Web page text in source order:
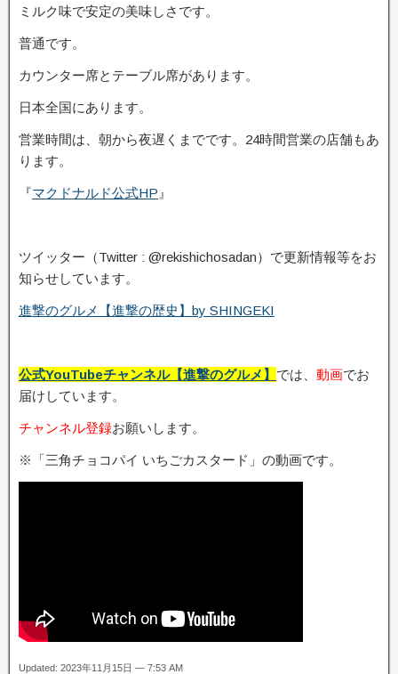
ミルク味で安定の美味しさです。
普通です。
カウンター席とテーブル席があります。
日本全国にあります。
営業時間は、朝から夜遅くまでです。24時間営業の店舗もあ
ります。
『マクドナルド公式HP 』
ツイッター（Twitter : @rekishichosadan）で更新情報等をお
知らせしています。
進撃のグルメ【進撃の歴史】by SHINGEKI
公式YouTubeチャンネル【進撃のグルメ】 では、 動画でお
届けしています。
チャンネル登録お願いします。
※「三角チョコパイ いちごカスタード」の動画です。
Updated: 2023年11月15日 — 7:53 AM